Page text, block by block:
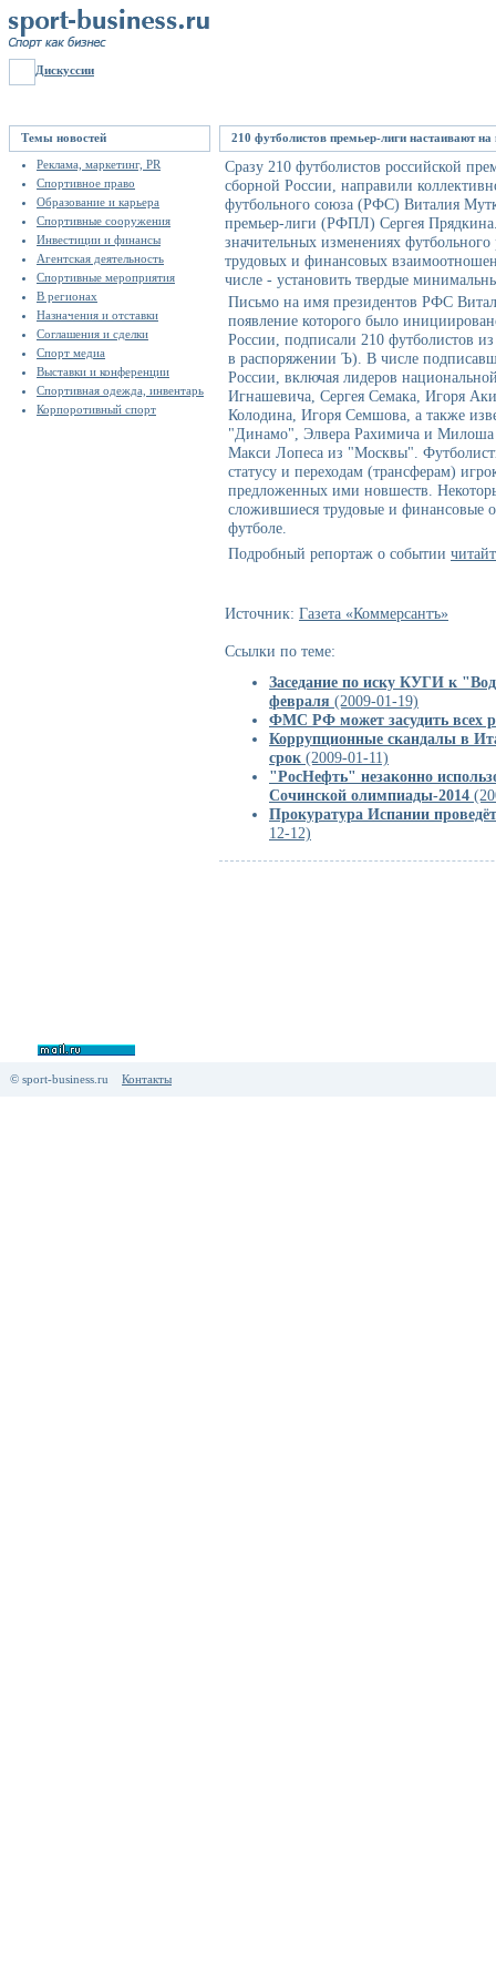
Дискуссии
Темы новостей
Реклама, маркетинг, PR
Спортивное право
Образование и карьера
Спортивные сооружения
Инвестиции и финансы
Агентская деятельность
Спортивные мероприятия
В регионах
Назначения и отставки
Соглашения и сделки
Спорт медиа
Выставки и конференции
Спортивная одежда, инвентарь
Корпоротивный спорт
210 футболистов премьер-лиги настаивают на
Сразу 210 футболистов российской
сборной России, направили
футбольного союза (РФС) Виталия
премьер-лиги (РФПЛ) Сергея
значительных изменениях футбольного
трудовых и финансовых
числе - установить твердые
Письмо на имя президентов РФС
появление которого было
России, подписали 210 футболистов
в распоряжении Ъ). В числе
России, включая лидеров
Игнашевича, Сергея Семака, Игоря
Колодина, Игоря Семшова, а также
"Динамо", Элвера Рахимича и
Макси Лопеса из "Москвы".
статусу и переходам (трансферам)
предложенных ими новшеств.
сложившиеся трудовые и финансовые
футболе.
Подробный репортаж о событии
Источник: Газета «Коммерсантъ»
Ссылки по теме:
Заседание по иску КУГИ к
февраля (2009-01-19)
ФМС РФ может засудить всех
Коррупционные скандалы в
срок (2009-01-11)
"РосНефть" незаконно
Сочинской олимпиады-2014
Прокуратура Испании
12-12)
© sport-business.ru Контакты